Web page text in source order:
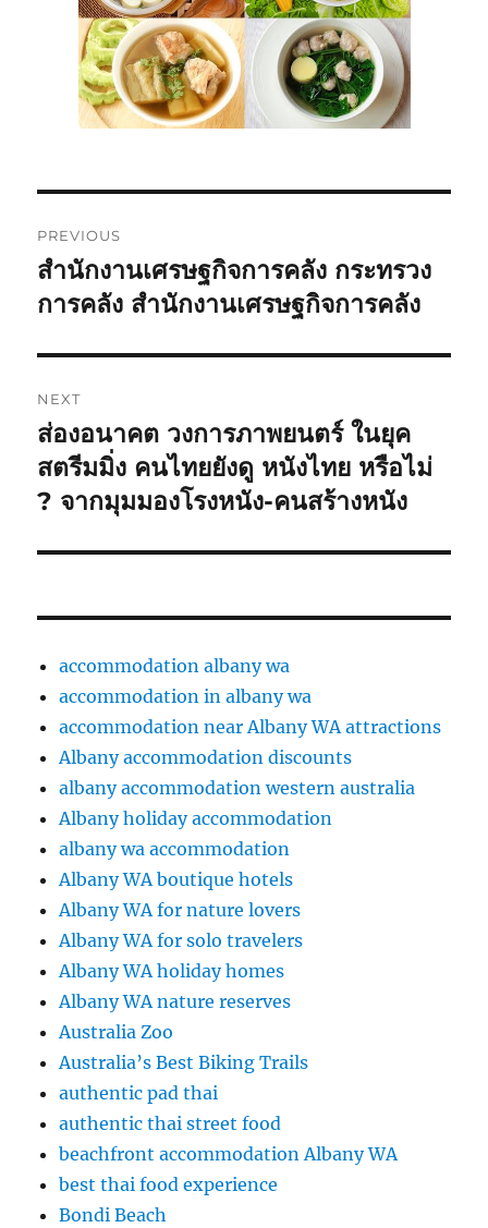
navigation
PREVIOUS
Previous
post:
สำนักงานเศรษฐกิจการคลัง กระทรวง
การคลัง สำนักงานเศรษฐกิจการคลัง
NEXT
Next
post:
ส่องอนาคต วงการภาพยนตร์ ในยุค
สตรีมมิ่ง คนไทยยังดู หนังไทย หรือไม่
? จากมุมมองโรงหนัง-คนสร้างหนัง
accommodation albany wa
accommodation in albany wa
accommodation near Albany WA attractions
Albany accommodation discounts
albany accommodation western australia
Albany holiday accommodation
albany wa accommodation
Albany WA boutique hotels
Albany WA for nature lovers
Albany WA for solo travelers
Albany WA holiday homes
Albany WA nature reserves
Australia Zoo
Australia’s Best Biking Trails
authentic pad thai
authentic thai street food
beachfront accommodation Albany WA
best thai food experience
Bondi Beach